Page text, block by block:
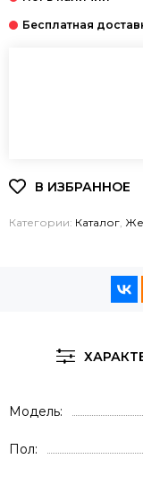
Категории: Каталог
Модель
Пол